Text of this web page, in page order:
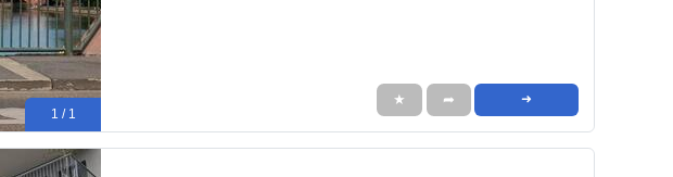
1 / 1
★ ➦ ➜